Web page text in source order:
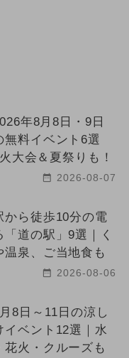
年8月8日・9日
無料イベント6選
大会＆夏祭りも！
2026-08-07
から徒歩10分の電
道の駅」9選｜く
温泉、ご当地食も
2026-08-06
8日～11日の涼し
イベント12選｜水
花火・クルーズも